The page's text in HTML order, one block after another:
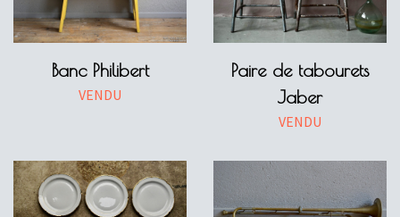
Banc Philibert
VENDU
Paire de tabourets
Jaber
VENDU